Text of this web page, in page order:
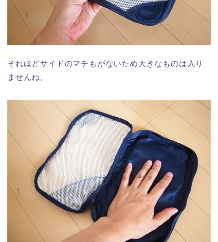
それほどサイドのマチもがないため大きなものは入り
ませんね。